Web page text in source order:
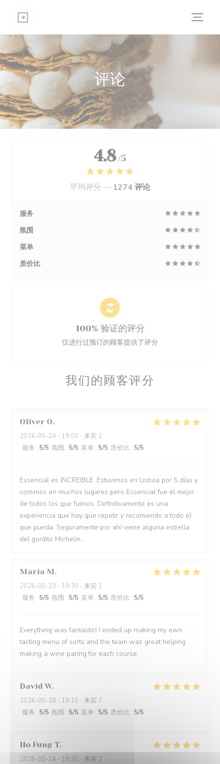
评论
我们的顾客评分
Oliver O
2026-05-24 - 19:00 - 来宾 2
服务 : 5/5 氛围 : 5/5 菜单 : 5/5 质价比 : 5/5
Essencial es INCREIBLE. Estuvimos en Lisboa por 5 días y
comimos en muchos lugares pero Essencial fue el mejor
de todos los que fuimos. Definitivamente es una
experiencia que hay que repetir y recomiendo a todo el
que pueda. Seguramente por ahí viene alguna estrella
del gordito Michelin....
Maria M
2026-05-23 - 19:30 - 来宾 1
服务 : 5/5 氛围 : 5/5 菜单 : 5/5 质价比 : 5/5
Everything was fantastic! I ended up making my own
tasting menu of sorts and the team was great helping
making a wine paring for each course.
David W
2026-05-28 - 19:15 - 来宾 7
服务 : 5/5 氛围 : 5/5 菜单 : 5/5 质价比 : 5/5
Ho Fung T
2026-05-24 - 19:30 - 来宾 2
4.8 /5
平均评分 — 1274 评论
服务
氛围
菜单
质价比
100% 验证的评分
仅进行过预订的顾客提供了评分